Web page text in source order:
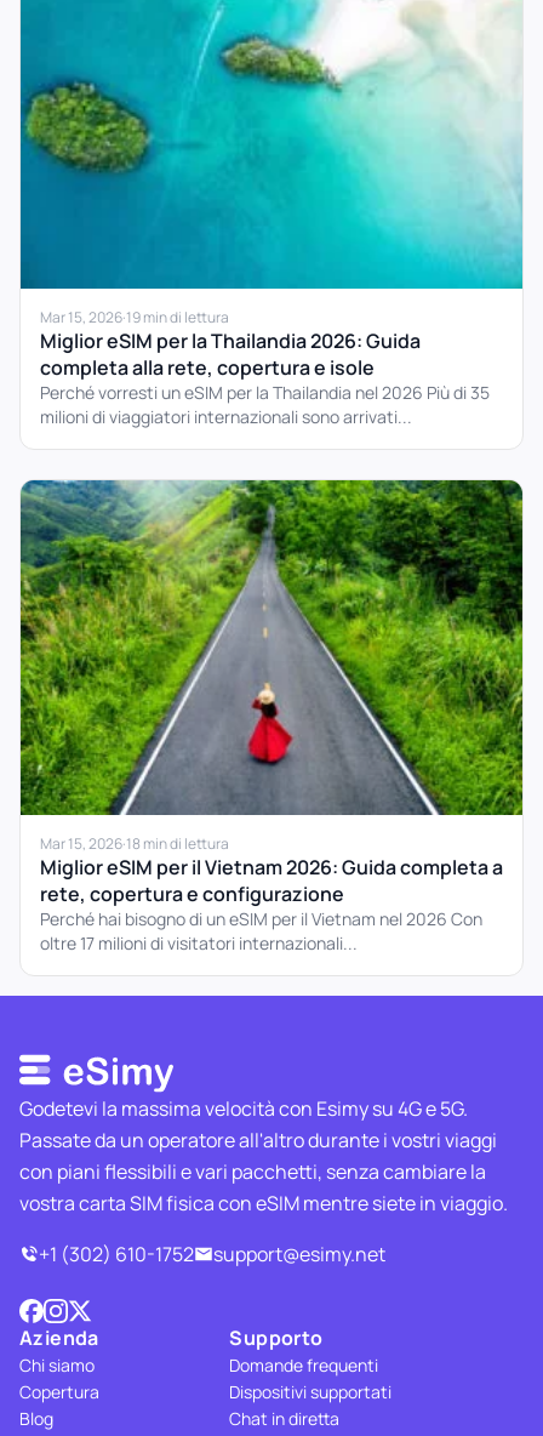
Mar 15, 2026·19 min di lettura
Miglior eSIM per la Thailandia 2026: Guida
completa alla rete, copertura e isole
Perché vorresti un eSIM per la Thailandia nel 2026 Più di 35
milioni di viaggiatori internazionali sono arrivati...
Mar 15, 2026·18 min di lettura
Miglior eSIM per il Vietnam 2026: Guida completa a
rete, copertura e configurazione
Perché hai bisogno di un eSIM per il Vietnam nel 2026 Con
oltre 17 milioni di visitatori internazionali...
Godetevi la massima velocità con Esimy su 4G e 5G.
Passate da un operatore all'altro durante i vostri viaggi
con piani flessibili e vari pacchetti, senza cambiare la
vostra carta SIM fisica con eSIM mentre siete in viaggio.
+1 (302) 610-1752
support@esimy.net
Azienda
Chi siamo
Copertura
Blog
Supporto
Domande frequenti
Dispositivi supportati
Chat in diretta